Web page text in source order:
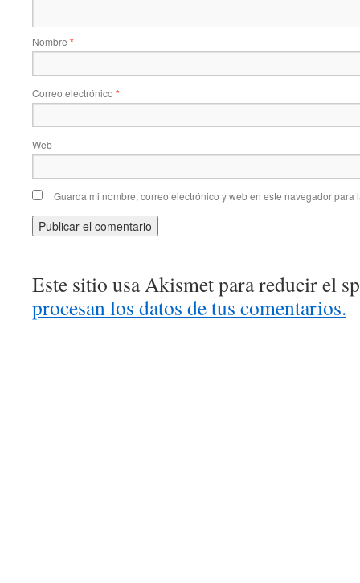
Nombre *
Correo electrónico *
Web
Guarda mi nombre, correo electrónico y web en este navegador para
Este sitio usa Akismet para reducir el
procesan los datos de tus comentarios.